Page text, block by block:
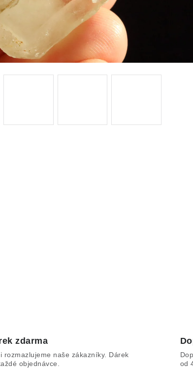
zdarma
rozmazlujeme naše zákazníky. Dárek
objednávce.
od